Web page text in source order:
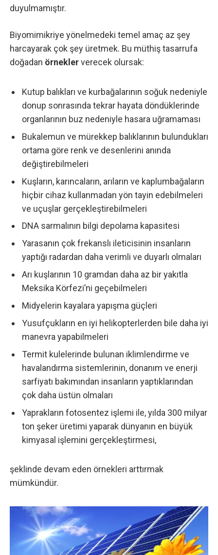
duyulmamıştır.
Biyomimikriye yönelmedeki temel amaç az şey
harcayarak çok şey üretmek. Bu müthiş tasarrufa
doğadan örneklerverecek olursak:
Kutup balıkları ve kurbağalarının soğuk nedeniyle
donup sonrasında tekrar hayata döndüklerinde
organlarının buz nedeniyle hasara uğramaması
Bukalemun ve mürekkep balıklarının bulundukları
ortama göre renk ve desenlerini anında
değiştirebilmeleri
Kuşların, karıncaların, arıların ve kaplumbağaların
hiçbir cihaz kullanmadan yön tayin edebilmeleri
ve uçuşlar gerçekleştirebilmeleri
DNA sarmalının bilgi depolama kapasitesi
Yarasanın çok frekanslı ileticisinin insanların
yaptığı radardan daha verimli ve duyarlı olmaları
Arı kuşlarının 10 gramdan daha az bir yakıtla
Meksika Körfezi’ni geçebilmeleri
Midyelerin kayalara yapışma güçleri
Yusufçukların en iyi helikopterlerden bile daha iyi
manevra yapabilmeleri
Termit kulelerinde bulunan iklimlendirme ve
havalandırma sistemlerinin, donanım ve enerji
sarfiyatı bakımından insanların yaptıklarından
çok daha üstün olmaları
Yaprakların fotosentez işlemi ile, yılda 300 milyar
ton şeker üretimi yaparak dünyanın en büyük
kimyasal işlemini gerçekleştirmesi,
şeklinde devam eden örnekleri arttırmak
mümkündür.